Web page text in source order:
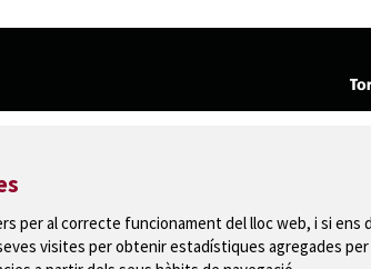
per al correcte funcionament del lloc web, i si
visites per obtenir estadístiques agregades